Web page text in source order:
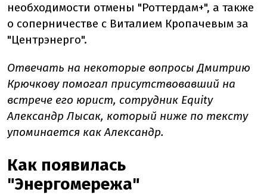
необходимости отмены "Роттердам+", а также
о соперничестве с Виталием Кропачевым за
"Центрэнерго".
Отвечать на некоторые вопросы Дмитрию
Крючкову помогал присутствовавший на
встрече его юрист, сотрудник Equity
Александр Лысак, который ниже по тексту
упоминается как Александр.
Как появилась
"Энергомережа"